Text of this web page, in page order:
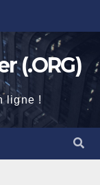
(.ORG)
ligne !